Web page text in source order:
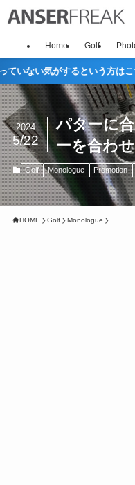
Home Golf
がするという方はこちらをク
パターに
ーを合わ
2024
5/22
Golf Monologue Promotion
HOME Golf Monologue